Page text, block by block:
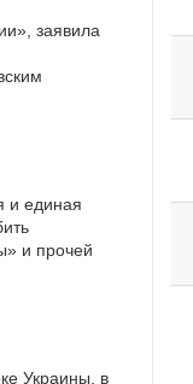
заявила
и единая
и прочей
Украины, в